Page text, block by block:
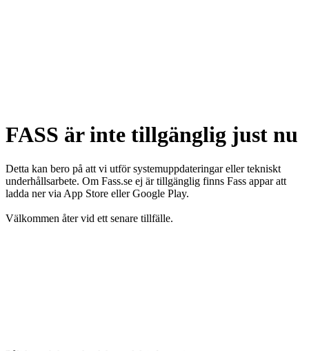
FASS är inte tillgänglig just nu
Detta kan bero på att vi utför systemuppdateringar eller tekniskt
underhållsarbete. Om Fass.se ej är tillgänglig finns Fass appar att
ladda ner via App Store eller Google Play.
Välkommen åter vid ett senare tillfälle.